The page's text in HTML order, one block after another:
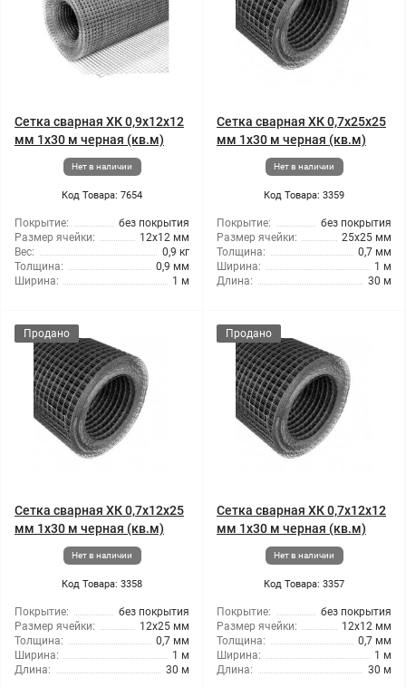
Сетка сварная ХК 0,9x12x12
мм 1x30 м черная (кв.м)
Нет в наличии
Код Товара: 7654
Покрытие:
без покрытия
Размер ячейки:
12x12 мм
Вес:
0,9 кг
Толщина:
0,9 мм
Ширина:
1 м
Сетка сварная ХК 0,7x25x25
мм 1x30 м черная (кв.м)
Нет в наличии
Код Товара: 3359
Покрытие:
без покрытия
Размер ячейки:
25x25 мм
Толщина:
0,7 мм
Ширина:
1 м
Длина:
30 м
Продано
Сетка сварная ХК 0,7x12x25
мм 1x30 м черная (кв.м)
Нет в наличии
Код Товара: 3358
Покрытие:
без покрытия
Размер ячейки:
12x25 мм
Толщина:
0,7 мм
Ширина:
1 м
Длина:
30 м
Продано
Сетка сварная ХК 0,7x12x12
мм 1x30 м черная (кв.м)
Нет в наличии
Код Товара: 3357
Покрытие:
без покрытия
Размер ячейки:
12x12 мм
Толщина:
0,7 мм
Ширина:
1 м
Длина:
30 м